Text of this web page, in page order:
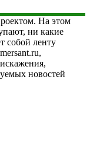
На этом
ни какие
собой ленту
новостей